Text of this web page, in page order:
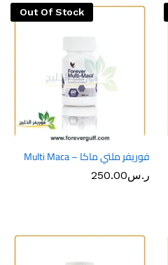
Out Of Stock
فوريفر ملتي ماكا – Multi Maca
ر.س250.00